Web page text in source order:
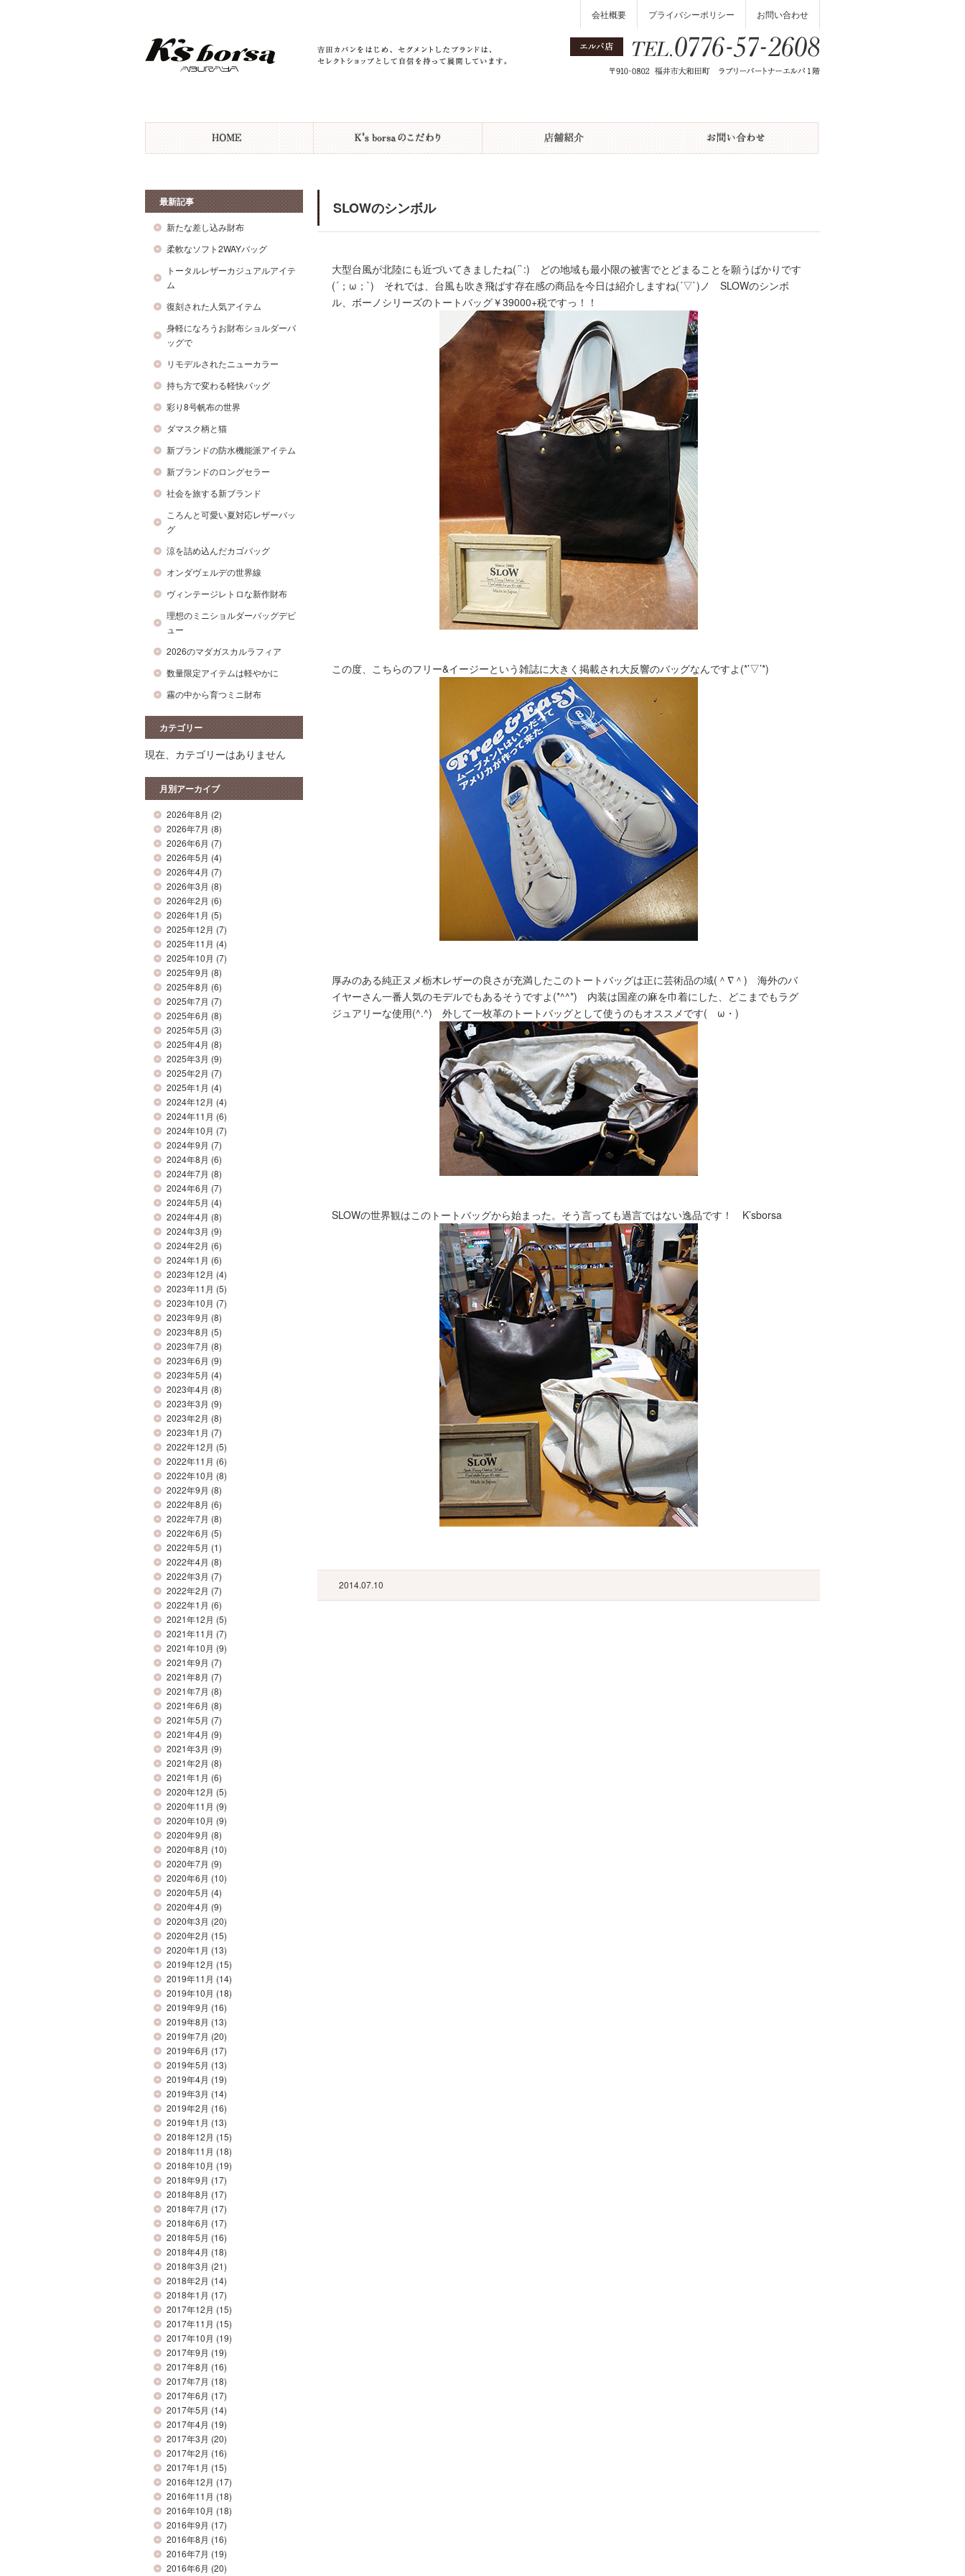
会社概要 プライバシーポリシー お問い合わせ
最新記事
新たな差し込み財布
柔軟なソフト2WAYバッグ
トータルレザーカジュアルアイテ
ム
復刻された人気アイテム
身軽になろうお財布ショルダーバ
ッグで
リモデルされたニューカラー
持ち方で変わる軽快バッグ
彩り8号帆布の世界
ダマスク柄と猫
新ブランドの防水機能派アイテム
新ブランドのロングセラー
社会を旅する新ブランド
ころんと可愛い夏対応レザーバッ
グ
涼を詰め込んだカゴバッグ
オンダヴェルデの世界線
ヴィンテージレトロな新作財布
理想のミニショルダーバッグデビ
ュー
2026のマダガスカルラフィア
数量限定アイテムは軽やかに
霧の中から育つミニ財布
カテゴリー
現在、カテゴリーはありません
月別アーカイブ
2026年8月 (2)
2026年7月 (8)
2026年6月 (7)
2026年5月 (4)
2026年4月 (7)
2026年3月 (8)
2026年2月 (6)
2026年1月 (5)
2025年12月 (7)
2025年11月 (4)
2025年10月 (7)
2025年9月 (8)
2025年8月 (6)
2025年7月 (7)
2025年6月 (8)
2025年5月 (3)
2025年4月 (8)
2025年3月 (9)
2025年2月 (7)
2025年1月 (4)
2024年12月 (4)
2024年11月 (6)
2024年10月 (7)
2024年9月 (7)
2024年8月 (6)
2024年7月 (8)
2024年6月 (7)
2024年5月 (4)
2024年4月 (8)
2024年3月 (9)
2024年2月 (6)
2024年1月 (6)
2023年12月 (4)
2023年11月 (5)
2023年10月 (7)
2023年9月 (8)
2023年8月 (5)
2023年7月 (8)
2023年6月 (9)
2023年5月 (4)
2023年4月 (8)
2023年3月 (9)
2023年2月 (8)
2023年1月 (7)
2022年12月 (5)
2022年11月 (6)
2022年10月 (8)
2022年9月 (8)
2022年8月 (6)
2022年7月 (8)
2022年6月 (5)
2022年5月 (1)
2022年4月 (8)
2022年3月 (7)
2022年2月 (7)
2022年1月 (6)
2021年12月 (5)
2021年11月 (7)
2021年10月 (9)
2021年9月 (7)
2021年8月 (7)
2021年7月 (8)
2021年6月 (8)
2021年5月 (7)
2021年4月 (9)
2021年3月 (9)
2021年2月 (8)
2021年1月 (6)
2020年12月 (5)
2020年11月 (9)
2020年10月 (9)
2020年9月 (8)
2020年8月 (10)
2020年7月 (9)
2020年6月 (10)
2020年5月 (4)
2020年4月 (9)
2020年3月 (20)
2020年2月 (15)
2020年1月 (13)
2019年12月 (15)
2019年11月 (14)
2019年10月 (18)
2019年9月 (16)
2019年8月 (13)
2019年7月 (20)
2019年6月 (17)
2019年5月 (13)
2019年4月 (19)
2019年3月 (14)
2019年2月 (16)
2019年1月 (13)
2018年12月 (15)
2018年11月 (18)
2018年10月 (19)
2018年9月 (17)
2018年8月 (17)
2018年7月 (17)
2018年6月 (17)
2018年5月 (16)
2018年4月 (18)
2018年3月 (21)
2018年2月 (14)
2018年1月 (17)
2017年12月 (15)
2017年11月 (15)
2017年10月 (19)
2017年9月 (19)
2017年8月 (16)
2017年7月 (18)
2017年6月 (17)
2017年5月 (14)
2017年4月 (19)
2017年3月 (20)
2017年2月 (16)
2017年1月 (15)
2016年12月 (17)
2016年11月 (18)
2016年10月 (18)
2016年9月 (17)
2016年8月 (16)
2016年7月 (19)
2016年6月 (20)
SLOWのシンボル
大型台風が北陸にも近づいてきましたね(´`:) どの地域も最小限の被害でとどまることを願うばかりです
(´；ω；`) それでは、台風も吹き飛ばす存在感の商品を今日は紹介しますね(´▽`)ノ SLOWのシンボ
ル、ボーノシリーズのトートバッグ￥39000+税ですっ！！
この度、こちらのフリー&イージーという雑誌に大きく掲載され大反響のバッグなんですよ(*’▽’*)
厚みのある純正ヌメ栃木レザーの良さが充満したこのトートバッグは正に芸術品の域(＾∇＾) 海外のバ
イヤーさん一番人気のモデルでもあるそうですよ(*^^*) 内装は国産の麻を巾着にした、どこまでもラグ
ジュアリーな使用(^.^) 外して一枚革のトートバッグとして使うのもオススメです(ゝω・)
SLOWの世界観はこのトートバッグから始まった。そう言っても過言ではない逸品です！ K’sborsa
2014.07.10